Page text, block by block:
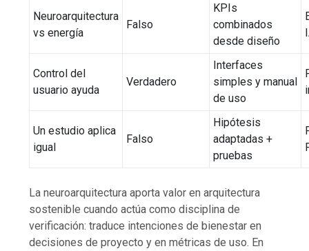
Neuroarquitectura
vs energía
Falso
KPIs
combinados
desde diseño
Control del
usuario ayuda
Verdadero
Interfaces
simples y manual
de uso
Un estudio aplica
igual
Falso
Hipótesis
adaptadas +
pruebas
La neuroarquitectura aporta valor en arquitectura
sostenible cuando actúa como disciplina de
verificación: traduce intenciones de bienestar en
decisiones de proyecto y en métricas de uso. En